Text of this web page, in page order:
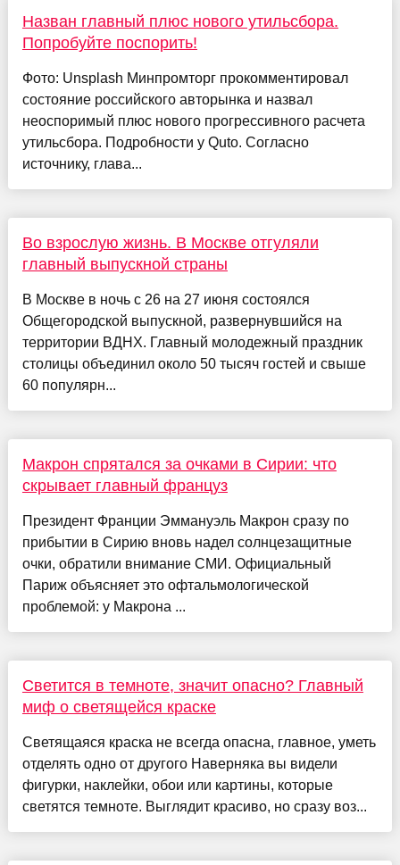
Назван главный плюс нового утильсбора.
Попробуйте поспорить!
Фото: Unsplash Минпромторг прокомментировал
состояние российского авторынка и назвал
неоспоримый плюс нового прогрессивного расчета
утильсбора. Подробности у Quto. Согласно
источнику, глава...
Во взрослую жизнь. В Москве отгуляли
главный выпускной страны
В Москве в ночь с 26 на 27 июня состоялся
Общегородской выпускной, развернувшийся на
территории ВДНХ. Главный молодежный праздник
столицы объединил около 50 тысяч гостей и свыше
60 популярн...
Макрон спрятался за очками в Сирии: что
скрывает главный француз
Президент Франции Эммануэль Макрон сразу по
прибытии в Сирию вновь надел солнцезащитные
очки, обратили внимание СМИ. Официальный
Париж объясняет это офтальмологической
проблемой: у Макрона ...
Светится в темноте, значит опасно? Главный
миф о светящейся краске
Светящаяся краска не всегда опасна, главное, уметь
отделять одно от другого Наверняка вы видели
фигурки, наклейки, обои или картины, которые
светятся темноте. Выглядит красиво, но сразу воз...